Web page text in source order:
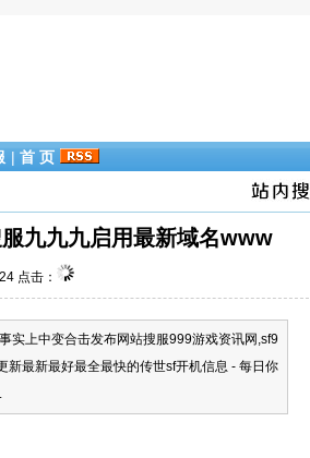
| 首 页
九九九启用最新域名www
点击：
实上中变合击发布网站搜服999游戏资讯网,sf9
最新最好最全最快的传世sf开机信息 - 每日你